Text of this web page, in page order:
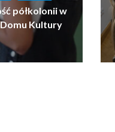
półkolonii w
Kultury